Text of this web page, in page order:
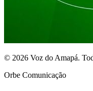
© 2026 Voz do Amapá.
Orbe Comunicação